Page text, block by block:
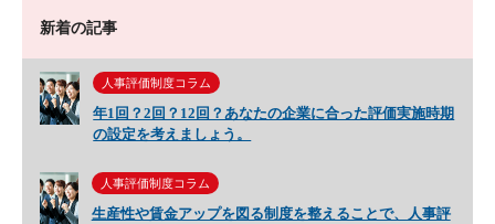
新着の記事
人事評価制度コラム
年1回？2回？12回？あなたの企業に合った評価実施時期
の設定を考えましょう。
人事評価制度コラム
生産性や賃金アップを図る制度を整えることで、人事評